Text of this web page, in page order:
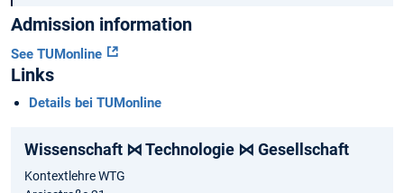
Admission information
See TUMonline
Links
Details bei TUMonline
Wissenschaft ⋈ Technologie ⋈ Gesellschaft
Kontextlehre WTG